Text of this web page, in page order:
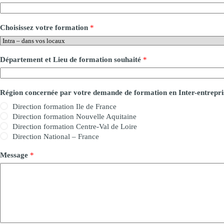
Choisissez votre formation *
Département et Lieu de formation souhaité *
Région concernée par votre demande de formation en Inter-
Direction formation Ile de France
Direction formation Nouvelle Aquitaine
Direction formation Centre-Val de Loire
Direction National – France
Message *